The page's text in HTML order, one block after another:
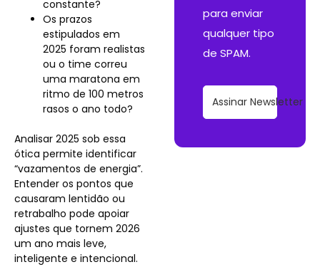
constante?
Os prazos
estipulados em
2025 foram realistas
ou o time correu
uma maratona em
ritmo de 100 metros
rasos o ano todo?
Analisar 2025 sob essa
ótica permite identificar
“vazamentos de energia”.
Entender os pontos que
causaram lentidão ou
retrabalho pode apoiar
ajustes que tornem 2026
um ano mais leve,
inteligente e intencional.
para enviar
qualquer tipo
de SPAM.
Assinar Newsletter